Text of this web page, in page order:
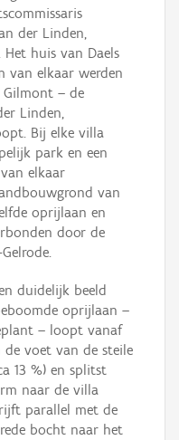
der Linden,
huis van Daels
van elkaar werden
Gilmont – de
Linden,
Bij elke villa
park en een
elkaar
van
oprijlaan en
door de
duidelijk beeld
oprijlaan –
– loopt vanaf
de voet van de steile
13 %) en splitst
naar de villa
parallel met de
bocht naar het